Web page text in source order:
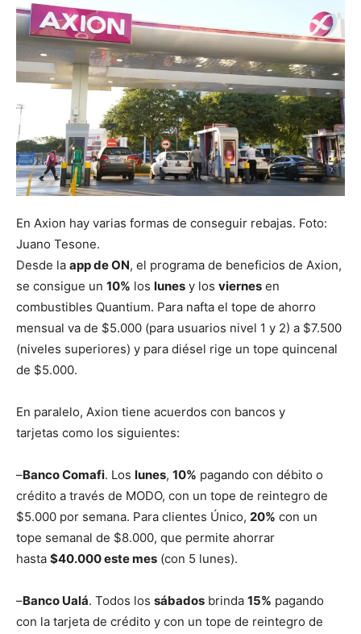
En Axion hay varias formas de conseguir rebajas. Foto:
Juano Tesone.
Desde la app de ON, el programa de beneficios de Axion,
se consigue un 10% los lunes y los viernes en
combustibles Quantium. Para nafta el tope de ahorro
mensual va de $5.000 (para usuarios nivel 1 y 2) a $7.500
(niveles superiores) y para diésel rige un tope quincenal
de $5.000.
En paralelo, Axion tiene acuerdos con bancos y
tarjetas como los siguientes:
–Banco Comafi. Los lunes, 10% pagando con débito o
crédito a través de MODO, con un tope de reintegro de
$5.000 por semana. Para clientes Único, 20% con un
tope semanal de $8.000, que permite ahorrar
hasta $40.000 este mes (con 5 lunes).
–Banco Ualá. Todos los sábados brinda 15% pagando
con la tarjeta de crédito y con un tope de reintegro de